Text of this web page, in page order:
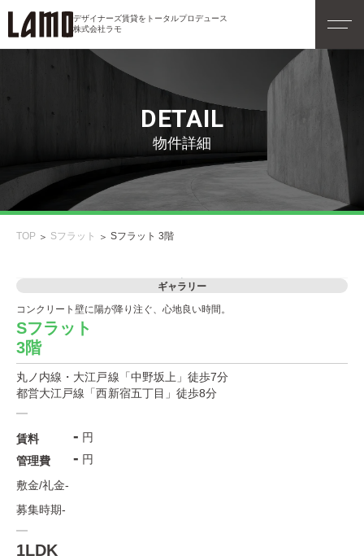
デザイナーズ賃貸をトータルプロデュース
株式会社ラモ
DETAIL
物件詳細
TOP Sフラット Sフラット 3階
ギャラリー
コンクリート壁に陽が降り注ぐ、心地良い時間。
Sフラット
3階
丸ノ内線・大江戸線「中野坂上」徒歩7分
都営大江戸線「西新宿五丁目」徒歩8分
賃料 - 円
管理費
- 円
敷金/礼金-
募集時期-
1LDK